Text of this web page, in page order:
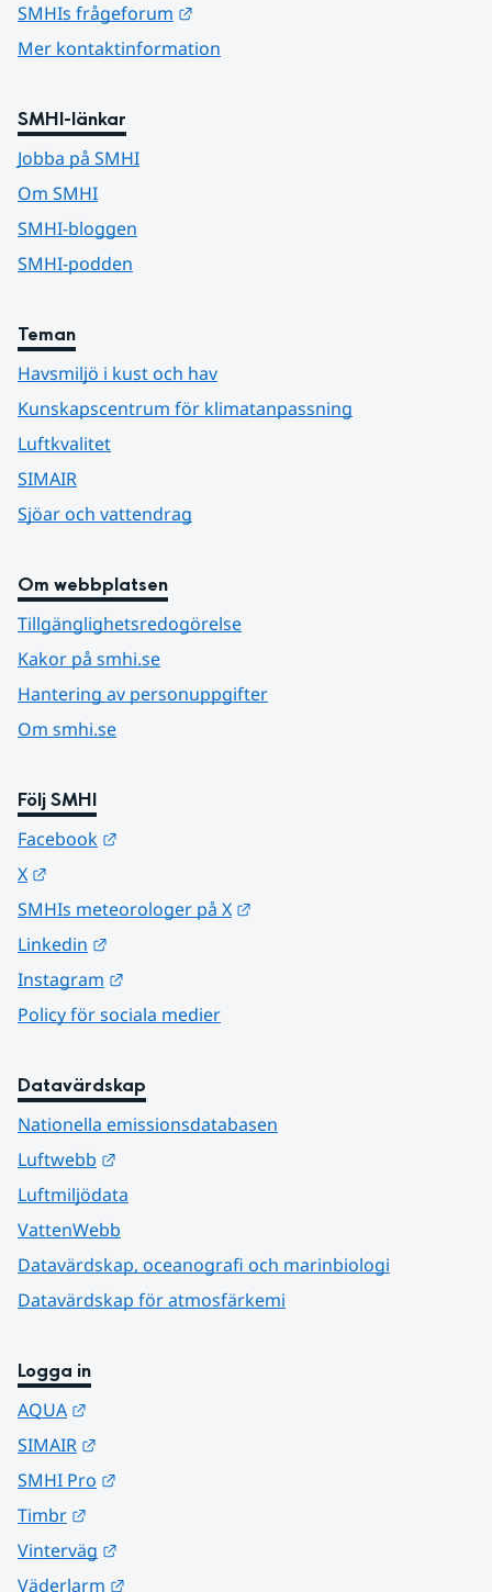
SMHIs frågeforum
Mer kontaktinformation
SMHI-länkar
Jobba på SMHI
Om SMHI
SMHI-bloggen
SMHI-podden
Teman
Havsmiljö i kust och hav
Kunskapscentrum för klimatanpassning
Luftkvalitet
SIMAIR
Sjöar och vattendrag
Om webbplatsen
Tillgänglighetsredogörelse
Kakor på smhi.se
Hantering av personuppgifter
Om smhi.se
Följ SMHI
Facebook
X
SMHIs meteorologer på X
Linkedin
Instagram
Policy för sociala medier
Datavärdskap
Nationella emissionsdatabasen
Luftwebb
Luftmiljödata
VattenWebb
Datavärdskap, oceanografi och marinbiologi
Datavärdskap för atmosfärkemi
Logga in
AQUA
SIMAIR
SMHI Pro
Timbr
Vinterväg
Väderlarm